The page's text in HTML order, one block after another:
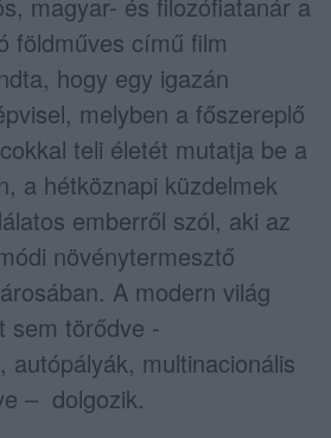
földműves című film
hogy egy igazán
melyben a főszereplő
teli életét mutatja be a
a hétköznapi küzdelmek
emberről szól, aki az
növénytermesztő
A modern világ
sem törődve -
autópályák, multinacionális
– dolgozik.